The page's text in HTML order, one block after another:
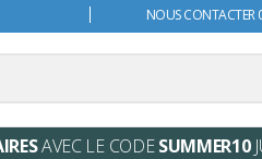
NOUS
AVEC LE CODESUMMER10